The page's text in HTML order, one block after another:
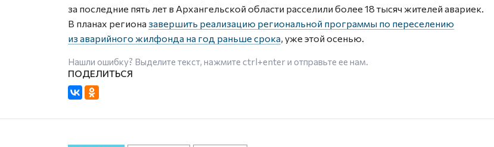
за последние пять лет в Архангельской области расселили более 18 тысяч жителей авариек.
В планах региона завершить реализацию региональной программы по переселению
из аварийного жилфонда на год раньше срока, уже этой осенью.
Нашли ошибку? Выделите текст, нажмите ctrl+enterи отправьте ее нам.